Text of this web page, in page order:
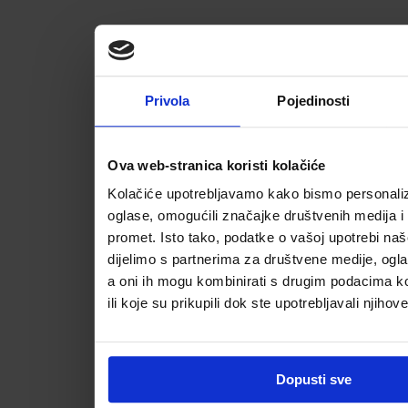
Privola Pojedinosti
Ova web-stranica koristi kolačiće
Kolačiće upotrebljavamo kako bismo
oglase, omogućili značajke društvenih medija i
promet. Isto tako, podatke o vašoj upotrebi
dijelimo s partnerima za društvene medije,
a oni ih mogu kombinirati s drugim podacima
ili koje su prikupili dok ste upotrebljavali
Dopusti sve